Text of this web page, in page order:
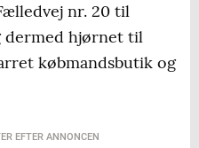
nr. 20 til
dermed hjørnet til
købmandsbutik og
EFTER ANNONCEN